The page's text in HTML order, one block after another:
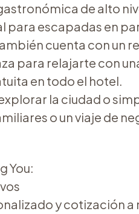
de alto
para escapadas en
cuenta con un
para relajarte con
en todo el hotel.
la ciudad o
o un viaje de
You:
y cotización a